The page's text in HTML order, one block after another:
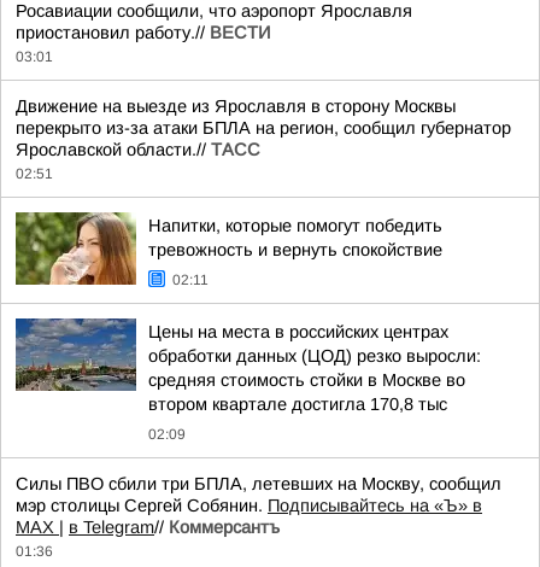
Росавиации сообщили, что аэропорт Ярославля
приостановил работу.// ВЕСТИ
03:01
Движение на выезде из Ярославля в сторону Москвы
перекрыто из-за атаки БПЛА на регион, сообщил губернатор
Ярославской области.// ТАСС
02:51
Напитки, которые помогут победить
тревожность и вернуть спокойствие
02:11
Цены на места в российских центрах
обработки данных (ЦОД) резко выросли:
средняя стоимость стойки в Москве во
втором квартале достигла 170,8 тыс
02:09
Силы ПВО сбили три БПЛА, летевших на Москву, сообщил
мэр столицы Сергей Собянин. Подписывайтесь на «Ъ» в
MAX | в Telegram// Коммерсантъ
01:36